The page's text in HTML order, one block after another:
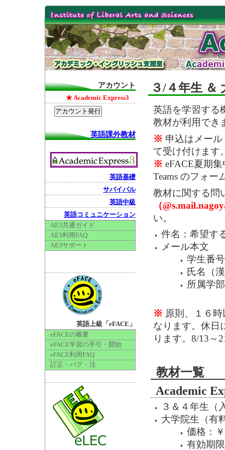
３/４年生 ＆
英語を学習する
教材が利用でき
※ 申込はメー
て受け付けます
※ eFACE夏期集
Teams のフォー
教材に関する問
（
い。
件名：希望す
メール本文
学生番号
氏名（
所属学
※ 原則、１６
なります。休日
ります。8/13～
教材一覧
Academic
３＆４年生（
大学院生（有
価格：
有効期
アカウント
★ Academic Express3
英語課外教材
英語基礎
サバイバル
英語中級
英語コミュニケーション
AE3共通ガイド
AE3利用FAQ
AE3サポート
英語上級「eFACE」
eFACEの概要
eFACE学習の手引・開始
eFACE利用FAQ
訂正・バグ・注